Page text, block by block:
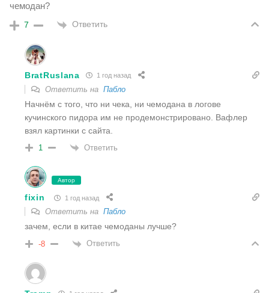
чемодан?
7 Ответить
BratRuslana 1 год назад
Ответить на Пабло
Начнём с того, что ни чека, ни чемодана в логове
кучинского пидора им не продемонстрировано. Вафлер
взял картинки с сайта.
1 Ответить
Автор
fixin 1 год назад
Ответить на Пабло
зачем, если в китае чемоданы лучше?
-8 Ответить